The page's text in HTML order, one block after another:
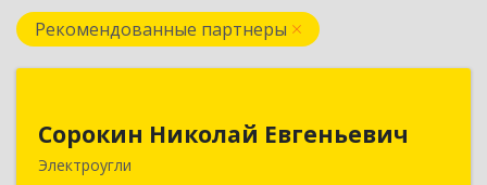
Рекомендованные партнеры
Сорокин Николай Евгеньевич
Электроугли